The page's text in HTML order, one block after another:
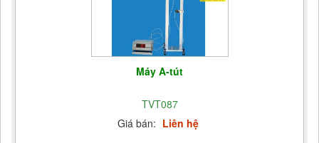
Máy A-tút
TVT087
Giá bán: Liên hệ